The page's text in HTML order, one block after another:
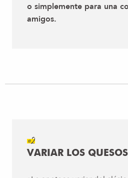
o simplemente para una
amigos.
#2
VARIAR LOS QUESOS